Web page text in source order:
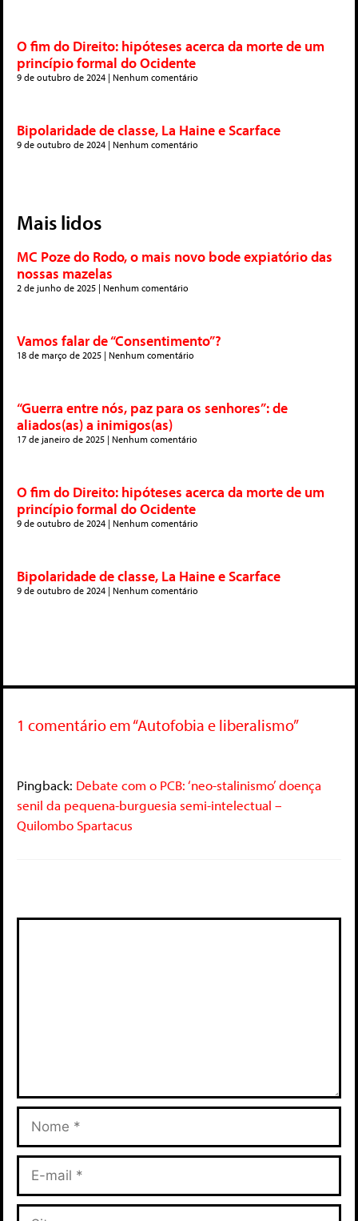
O fim do Direito: hipóteses acerca da morte de um
princípio formal do Ocidente
9 de outubro de 2024 Nenhum comentário
Bipolaridade de classe, La Haine e Scarface
9 de outubro de 2024 Nenhum comentário
Mais lidos
MC Poze do Rodo, o mais novo bode expiatório das
nossas mazelas
2 de junho de 2025 Nenhum comentário
Vamos falar de “Consentimento”?
18 de março de 2025 Nenhum comentário
“Guerra entre nós, paz para os senhores”: de
aliados(as) a inimigos(as)
17 de janeiro de 2025 Nenhum comentário
O fim do Direito: hipóteses acerca da morte de um
princípio formal do Ocidente
9 de outubro de 2024 Nenhum comentário
Bipolaridade de classe, La Haine e Scarface
9 de outubro de 2024 Nenhum comentário
1 comentário em “Autofobia e liberalismo”
Pingback: Debate com o PCB: ‘neo-stalinismo’ doença
senil da pequena-burguesia semi-intelectual –
Quilombo Spartacus